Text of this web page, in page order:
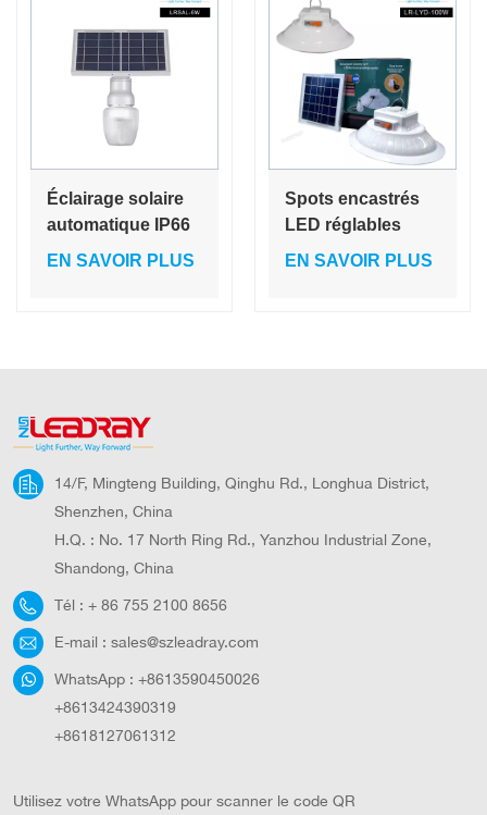
du micro-ondes en
forme de pomme
Éclairage solaire
automatique IP66
en forme de
EN SAVOIR PLUS
Spots encastrés
LED réglables
CCT à intensité
EN SAVOIR PLUS
14/F, Mingteng Building, Qinghu Rd., Longhua District,
Shenzhen, China
H.Q. : No. 17 North Ring Rd., Yanzhou Industrial Zone,
Shandong, China
Tél : + 86 755 2100 8656
E-mail : sales@szleadray.com
WhatsApp : +8613590450026
+8613424390319
+8618127061312
Utilisez votre WhatsApp pour scanner le code QR